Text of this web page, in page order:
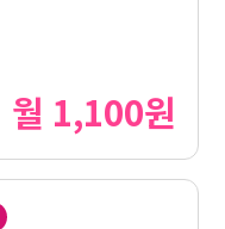
월 1,100원